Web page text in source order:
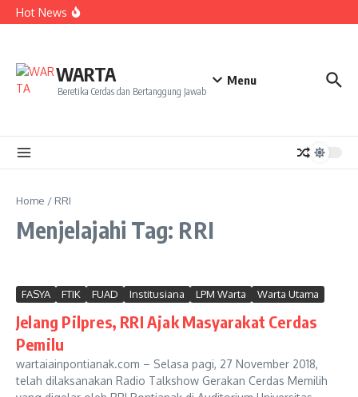
Lewati ke konten
Hot News
ke NCC 4 Bali
Sukseskan Kerja Bakti di Anjungan Melancar
WARTA
Beretika Cerdas dan Bertanggung Jawab
Menu
Home / RRI
Menjelajahi Tag: RRI
FASYA FTIK FUAD Institusiana LPM Warta Warta Utama
Jelang Pilpres, RRI Ajak Masyarakat Cerdas
Pemilu
wartaiainpontianak.com – Selasa pagi, 27 November 2018,
telah dilaksanakan Radio Talkshow Gerakan Cerdas Memilih